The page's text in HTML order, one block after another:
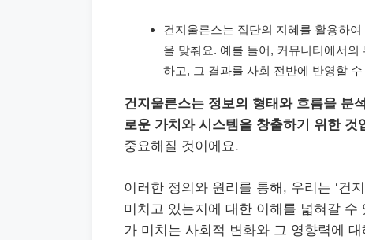
건지울른스는 집단의 지혜를 활용하
을 맞춰요. 예를 들어, 커뮤니티에서
하고, 그 결과를 사회 전반에 반영할
건지울른스는 정보의 형태와 흐름을 분
로운 가치와 시스템을 창출하기 위한 것
중요해질 것이에요.
이러한 정의와 원리를 통해, 우리는 ‘건
미치고 있는지에 대한 이해를 넓혀갈
가 미치는 사회적 변화와 그 영향력에